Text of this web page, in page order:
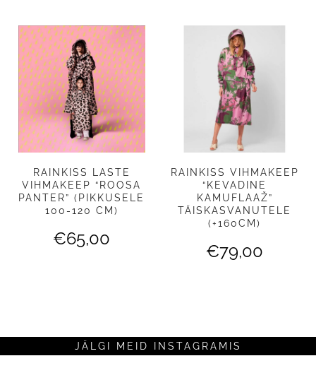
€164,90
RAINKISS LASTE
VIHMAKEEP “ROOSA
PANTER” (PIKKUSELE
100-120 CM)
€65,00
RAINKISS VIHMAKEEP
“KEVADINE
KAMUFLAAŽ”
TÄISKASVANUTELE
(+160CM)
€79,00
JÄLGI MEID INSTAGRAMIS